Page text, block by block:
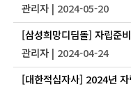
관리자 | 2024-05-20
[삼성희망디딤돌] 자립준
관리자 | 2024-04-24